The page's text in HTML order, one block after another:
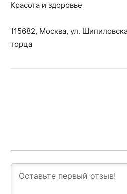
Красота и здоровье
115682, Москва, ул.
торца